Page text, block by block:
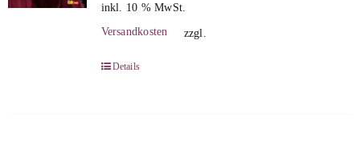
inkl. 10 % MwSt.
zzgl.
Versandkosten
Details